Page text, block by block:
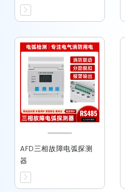
AFD三相故障电弧探测
器